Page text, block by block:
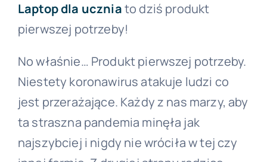
Laptop dla uczniato dziś produkt
pierwszej potrzeby!
No właśnie… Produkt pierwszej potrzeby.
Niestety koronawirus atakuje ludzi co
jest przerażające. Każdy z nas marzy, aby
ta straszna pandemia minęła jak
najszybciej i nigdy nie wróciła w tej czy